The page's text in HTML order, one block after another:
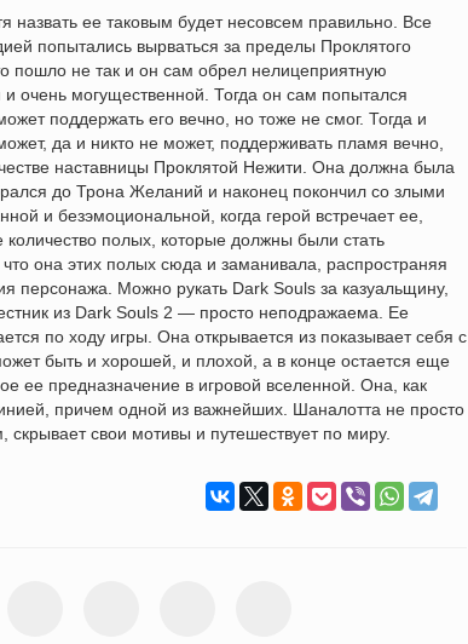
ее таковым будет несовсем правильно. Все
попытались вырваться за пределы Проклятого
пошло не так и он сам обрел нелицеприятную
очень могущественной. Тогда он сам попытался
поддержать его вечно, но тоже не смог. Тогда и
да и никто не может, поддерживать пламя вечно,
наставницы Проклятой Нежити. Она должна была
до Трона Желаний и наконец покончил со злыми
и безэмоциональной, когда герой встречает ее,
полых, которые должны были стать
она этих полых сюда и заманивала, распространяя
персонажа. Можно рукать Dark Souls за казуальщину,
из Dark Souls 2 — просто неподражаема. Ее
по ходу игры. Она открывается из показывает себя с
быть и хорошей, и плохой, а в конце остается еще
ее предназначение в игровой вселенной. Она, как
причем одной из важнейших. Шаналотта не просто
свои мотивы и путешествует по миру.